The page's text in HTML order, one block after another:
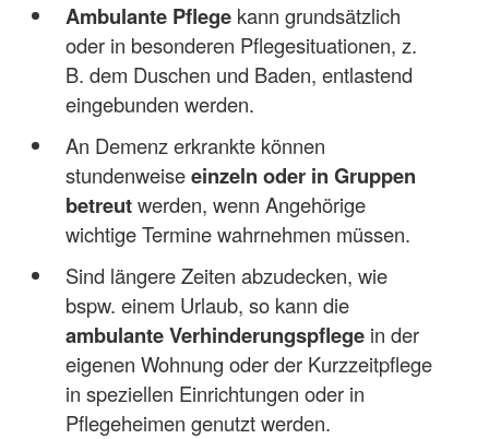
Ambulante Pflegekann grundsätzlich
oder in besonderen Pflegesituationen, z.
B. dem Duschen und Baden, entlastend
eingebunden werden.
An Demenz erkrankte können
stundenweiseeinzeln oder in Gruppen
betreutwerden, wenn Angehörige
wichtige Termine wahrnehmen müssen.
Sind längere Zeiten abzudecken, wie
bspw. einem Urlaub, so kann die
ambulante Verhinderungspflegein der
eigenen Wohnung oder der Kurzzeitpflege
in speziellen Einrichtungen oder in
Pflegeheimen genutzt werden.